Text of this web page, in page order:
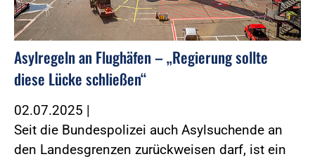
Asylregeln an Flughäfen – „Regierung sollte
diese Lücke schließen“
02.07.2025 |
Seit die Bundespolizei auch Asylsuchende an
den Landesgrenzen zurückweisen darf, ist ein